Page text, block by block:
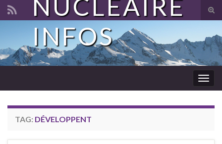
Search for:
NUCLÉAIRE
INFOS
TAG: DÉVELOPPENT